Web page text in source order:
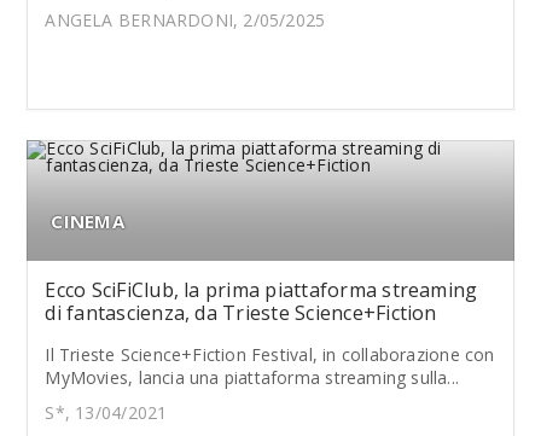
ANGELA BERNARDONI, 2/05/2025
CINEMA
Ecco SciFiClub, la prima piattaforma streaming
di fantascienza, da Trieste Science+Fiction
Il Trieste Science+Fiction Festival, in collaborazione con
MyMovies, lancia una piattaforma streaming sulla...
S*, 13/04/2021